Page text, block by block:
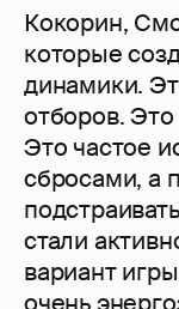
Кокорин,
которые
динамики.
отборов.
Это частое
сбросами, а
стали
вариант